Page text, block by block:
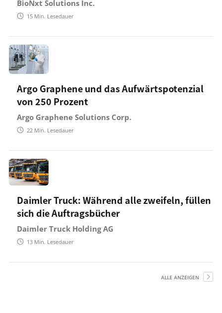
BioNxt Solutions Inc.
15 Min. Lesedauer
Argo Graphene und das Aufwärtspotenzial
von 250 Prozent
Argo Graphene Solutions Corp.
22 Min. Lesedauer
Daimler Truck: Während alle zweifeln, füllen
sich die Auftragsbücher
Daimler Truck Holding AG
13 Min. Lesedauer
ALLE ANZEIGEN